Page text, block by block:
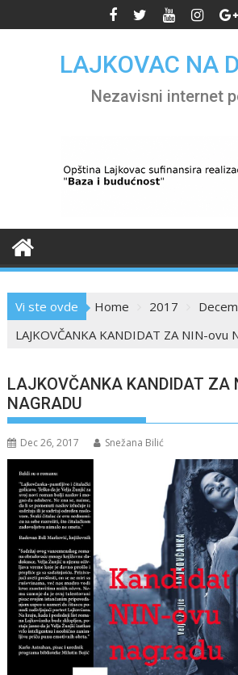
to
LAJKOVAC NA
Nezavisni internet
Vi ste ovde Home 2017
LAJKOVČANKA KANDIDAT ZA NIN-ovu
LAJKOVČANKA KANDIDAT ZA
NAGRADU
Dec 26, 2017 Snežana Bilić